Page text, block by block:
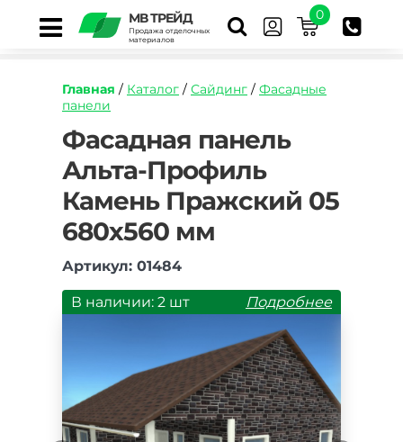
МВ ТРЕЙД
Продажа отделочных
материалов
0
Главная / Каталог / Сайдинг / Фасадные
панели
https://mvtrade.ru/images/id/normal/
panel-
alta-
profil-
kamen-
prazhskiy-
05.jpg
Фасадная панель
Альта-Профиль
Камень Пражский 05
680х560 мм
Артикул: 01484
В наличии: 2 шт Подробнее